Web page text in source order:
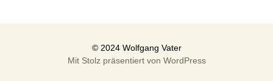
Mit Stolz präsentiert von WordPress